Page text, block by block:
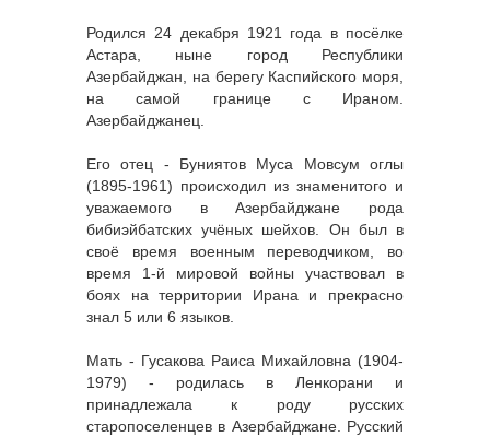
Родился 24 декабря 1921 года в посёлке
Астара, ныне город Республики
Азербайджан, на берегу Каспийского моря,
на самой границе с Ираном.
Азербайджанец.
Его отец - Буниятов Муса Мовсум оглы
(1895-1961) происходил из знаменитого и
уважаемого в Азербайджане рода
бибиэйбатских учёных шейхов. Он был в
своё время военным переводчиком, во
время 1-й мировой войны участвовал в
боях на территории Ирана и прекрасно
знал 5 или 6 языков.
Мать - Гусакова Раиса Михайловна (1904-
1979) - родилась в Ленкорани и
принадлежала к роду русских
старопоселенцев в Азербайджане. Русский